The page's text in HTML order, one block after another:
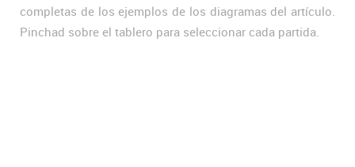
completas de los ejemplos de los diagramas del artículo.
Pinchad sobre el tablero para seleccionar cada partida.